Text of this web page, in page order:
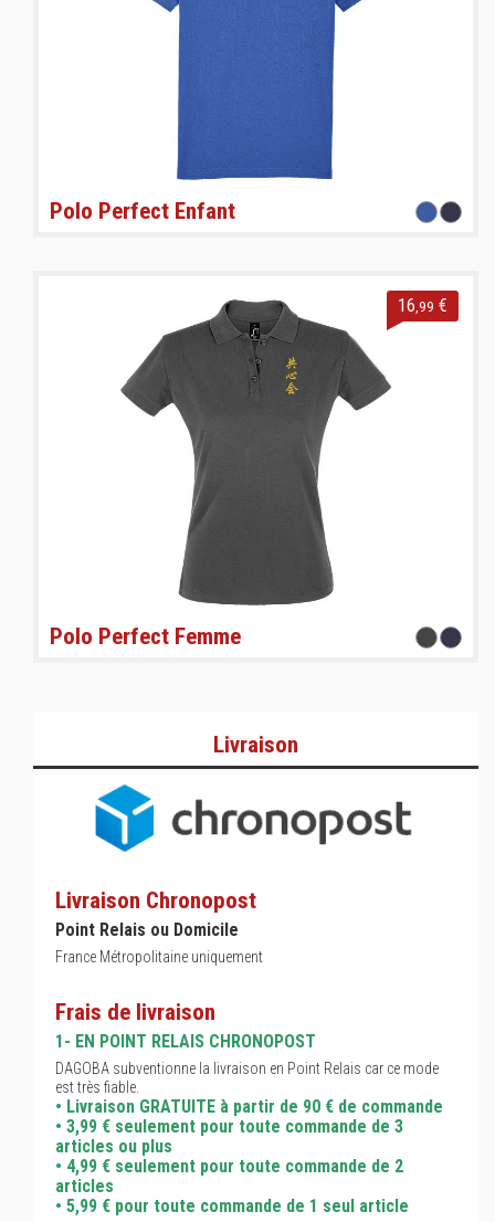
Polo Perfect Enfant
16 ,99 €
Polo Perfect Femme
Livraison
Livraison Chronopost
Point Relais ou Domicile
France Métropolitaine uniquement
Frais de livraison
1- EN POINT RELAIS CHRONOPOST
DAGOBA subventionne la livraison en Point Relais car ce mode
est très fiable.
• Livraison GRATUITE à partir de 90 € de commande
• 3,99 € seulement pour toute commande de 3
articles ou plus
• 4,99 € seulement pour toute commande de 2
articles
• 5,99 € pour toute commande de 1 seul article